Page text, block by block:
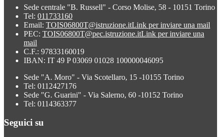
Sede centrale "B. Russell" - Corso Molise, 58 - 10151 Torino
Tel: 011733160
Email: TOIS06800T@istruzione.itLink per inviare una mail
PEC: TOIS06800T@pec.istruzione.itLink per inviare una
mail
C.F.: 97833160019
IBAN: IT 49 P 03069 01028 100000046095
Sede "A. Moro" - Via Scotellaro, 15 -10155 Torino
Tel: 0112427176
Sede "G. Guarini" - Via Salerno, 60 -10152 Torino
Tel: 0114363377
Seguici su